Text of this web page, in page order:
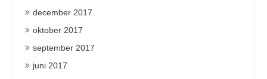
december 2017
oktober 2017
september 2017
juni 2017